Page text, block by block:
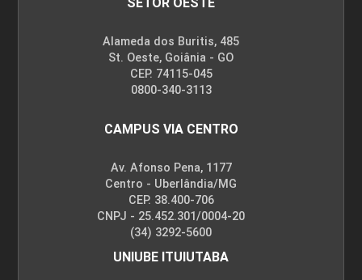
Alameda dos Buritis, 485
St. Oeste, Goiânia - GO
CEP. 74115-045
0800-340-3113
CAMPUS VIA CENTRO
Av. Afonso Pena, 1177
Centro - Uberlândia/MG
CEP. 38.400-706
CNPJ - 25.452.301/0004-20
(34) 3292-5600
UNIUBE ITUIUTABA